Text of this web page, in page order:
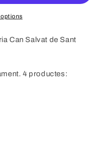
Can Salvat de Sant
4 productes: